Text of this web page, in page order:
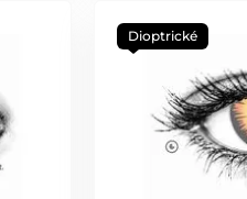
Dioptrické